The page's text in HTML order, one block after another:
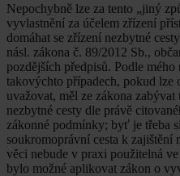
Nepochybně lze za tento „jiný
vyvlastnění za účelem zřízení
domáhat se zřízení nezbytné
násl. zákona č. 89/2012 Sb.,
pozdějších předpisů. Podle
takovýchto případech, pokud lze
uvažovat, měl ze zákona
nezbytné cesty dle právě
zákonné podmínky; byť je třeba
soukromoprávní cesta k zajištění
věci nebude v praxi použitelná
bylo možné aplikovat zákon o